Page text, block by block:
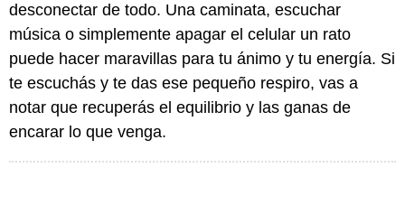
desconectar de todo. Una caminata, escuchar
música o simplemente apagar el celular un rato
puede hacer maravillas para tu ánimo y tu energía. Si
te escuchás y te das ese pequeño respiro, vas a
notar que recuperás el equilibrio y las ganas de
encarar lo que venga.